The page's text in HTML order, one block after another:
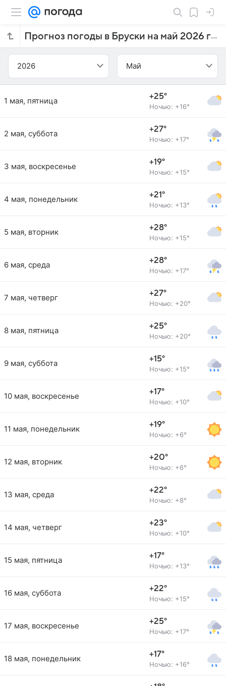
Прогноз погоды в Бруски на май 2026 года
2026 Май
1 мая, пятница +25°
Ночью: +16°
2 мая, суббота +27°
Ночью: +17°
3 мая, воскресенье +19°
Ночью: +15°
4 мая, понедельник +21°
Ночью: +13°
5 мая, вторник +28°
Ночью: +15°
6 мая, среда +28°
Ночью: +17°
7 мая, четверг +27°
Ночью: +20°
8 мая, пятница +25°
Ночью: +20°
9 мая, суббота +15°
Ночью: +15°
10 мая, воскресенье +17°
Ночью: +10°
11 мая, понедельник +19°
Ночью: +6°
12 мая, вторник +20°
Ночью: +6°
13 мая, среда +22°
Ночью: +8°
14 мая, четверг +23°
Ночью: +10°
15 мая, пятница +17°
Ночью: +13°
16 мая, суббота +22°
Ночью: +15°
17 мая, воскресенье +25°
Ночью: +17°
18 мая, понедельник +17°
Ночью: +16°